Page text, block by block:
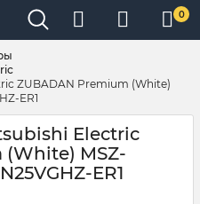
0
ZUBADAN Premium (White)
ER1
Electric
MSZ-
ER1